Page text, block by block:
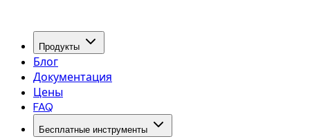
Продукты
Блог
Документация
Цены
FAQ
Бесплатные инструменты